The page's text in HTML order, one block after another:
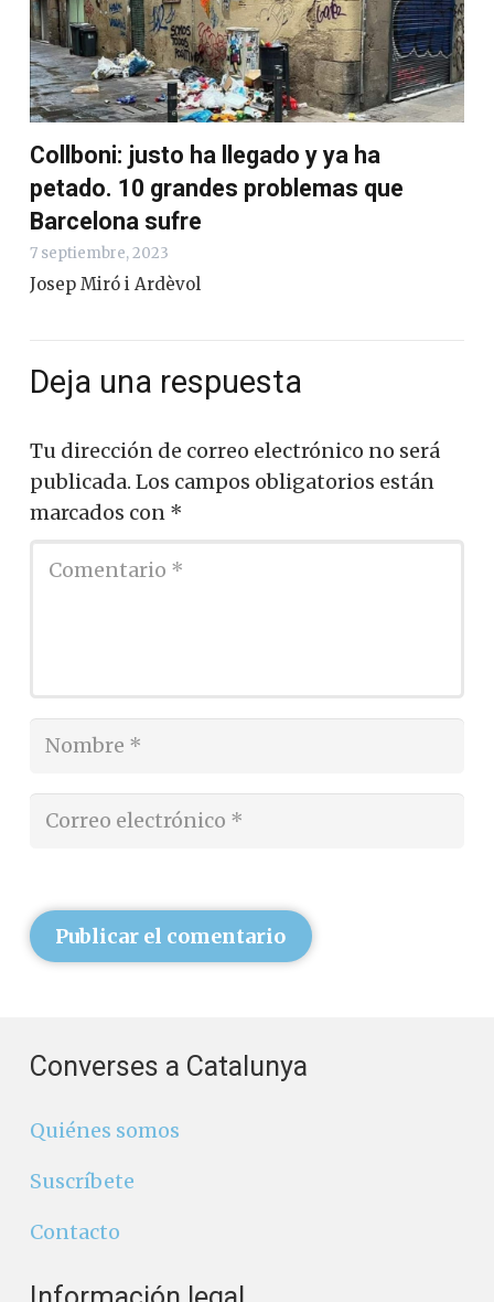
Collboni: justo ha llegado y ya ha
petado. 10 grandes problemas que
Barcelona sufre
7 septiembre, 2023
Josep Miró i Ardèvol
Deja una respuesta
Tu dirección de correo electrónico no será
publicada. Los campos obligatorios están
marcados con *
Publicar el comentario
Converses a Catalunya
Quiénes somos
Suscríbete
Contacto